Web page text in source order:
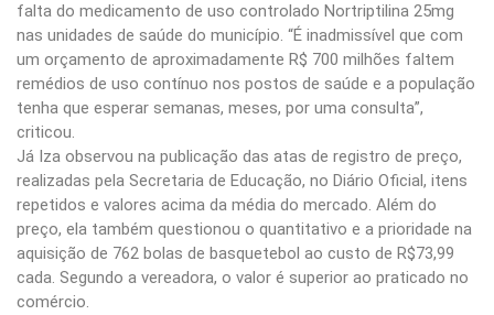
falta do medicamento de uso controlado Nortriptilina 25mg
nas unidades de saúde do município. “É inadmissível que com
um orçamento de aproximadamente R$ 700 milhões faltem
remédios de uso contínuo nos postos de saúde e a população
tenha que esperar semanas, meses, por uma consulta”,
criticou.
Já Iza observou na publicação das atas de registro de preço,
realizadas pela Secretaria de Educação, no Diário Oficial, itens
repetidos e valores acima da média do mercado. Além do
preço, ela também questionou o quantitativo e a prioridade na
aquisição de 762 bolas de basquetebol ao custo de R$73,99
cada. Segundo a vereadora, o valor é superior ao praticado no
comércio.